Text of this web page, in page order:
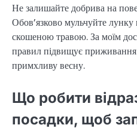
Не залишайте добрива на
Обов’язково мульчуйте
скошеною травою. За моїм
правил підвищує
примхливу весну.
Що робити
посадки, щоб